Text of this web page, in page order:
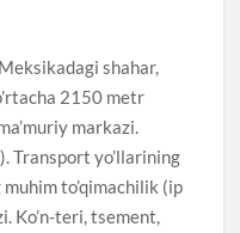
shahar,
2150 metr
markazi.
Transport yo’llarining
to’qimachilik (ip
Ko’n-teri, tsement,